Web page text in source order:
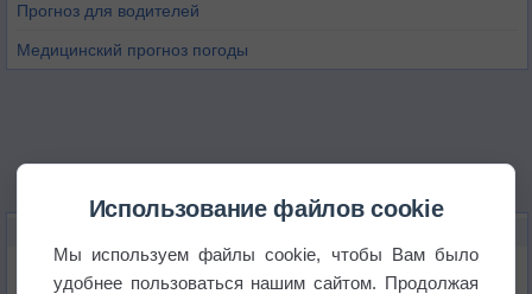
Прогноз для водителей
Медицинский прогноз погоды
Максимум лета не сдаётся
Использование файлов cookie
Мы используем файлы cookie, чтобы Вам было
удобнее пользоваться нашим сайтом. Продолжая